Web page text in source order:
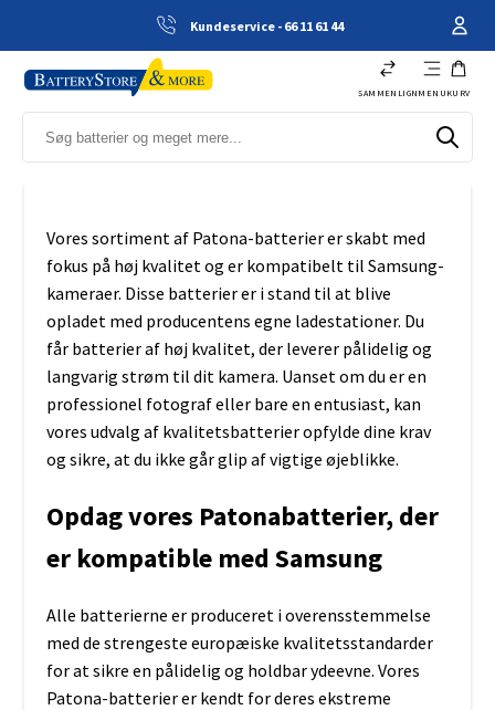
Kundeservice - 66 11 61 44
SAMMENLIGN MENU KURV
Vores sortiment af Patona-batterier er skabt med
fokus på høj kvalitet og er kompatibelt til Samsung-
kameraer. Disse batterier er i stand til at blive
opladet med producentens egne ladestationer. Du
får batterier af høj kvalitet, der leverer pålidelig og
langvarig strøm til dit kamera. Uanset om du er en
professionel fotograf eller bare en entusiast, kan
vores udvalg af kvalitetsbatterier opfylde dine krav
og sikre, at du ikke går glip af vigtige øjeblikke.
Opdag vores Patonabatterier, der
er kompatible med Samsung
Alle batterierne er produceret i overensstemmelse
med de strengeste europæiske kvalitetsstandarder
for at sikre en pålidelig og holdbar ydeevne. Vores
Patona-batterier er kendt for deres ekstreme